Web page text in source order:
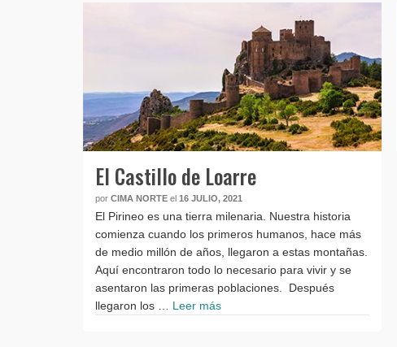
El Castillo de Loarre
por CIMA NORTE el 16 JULIO, 2021
El Pirineo es una tierra milenaria. Nuestra historia
comienza cuando los primeros humanos, hace más
de medio millón de años, llegaron a estas montañas.
Aquí encontraron todo lo necesario para vivir y se
asentaron las primeras poblaciones. Después
llegaron los … Leer más